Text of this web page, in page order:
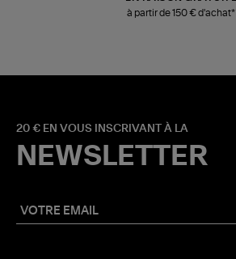
à partir de 150 € d'achat*
20 € EN VOUS INSCRIVANT À LA
NEWSLETTER